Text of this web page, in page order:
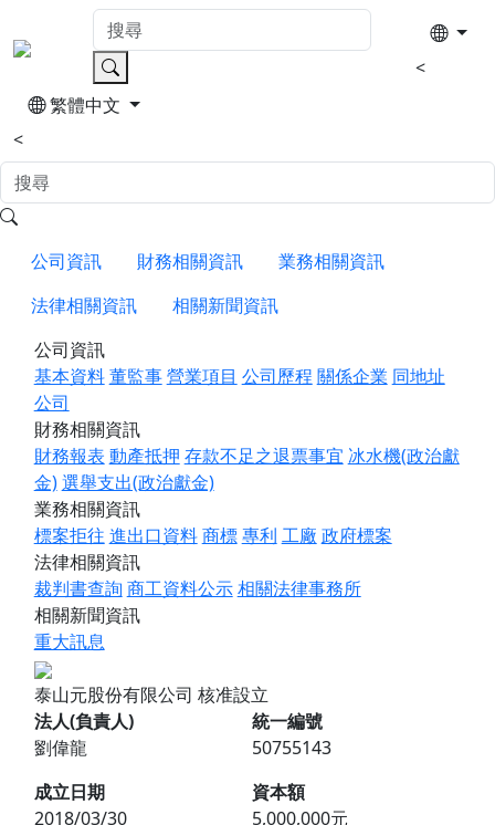
<
繁體中文
<
公司資訊 財務相關資訊
業務相關資訊
法律相關資訊
相關新聞資訊
公司資訊
基本資料董監事營業項目 公司歷程 關係企業 同地址
公司
財務相關資訊
財務報表 動產抵押 存款不足之退票事宜 冰水機(政治獻
金)選舉支出(政治獻金)
業務相關資訊
標案拒往 進出口資料商標專利 工廠 政府標案
法律相關資訊
裁判書查詢 商工資料公示相關法律事務所
相關新聞資訊
重大訊息
泰山元股份有限公司 核准設立
法人(負責人)
劉偉龍
統一編號
50755143
成立日期
2018/03/30
資本額
5,000,000元